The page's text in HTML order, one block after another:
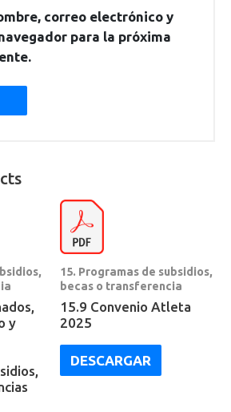
correo electrónico y
para la próxima
y
15. Programas de subsidios,
becas o transferencia
15.9 Convenio Atleta
2025
DESCARGAR